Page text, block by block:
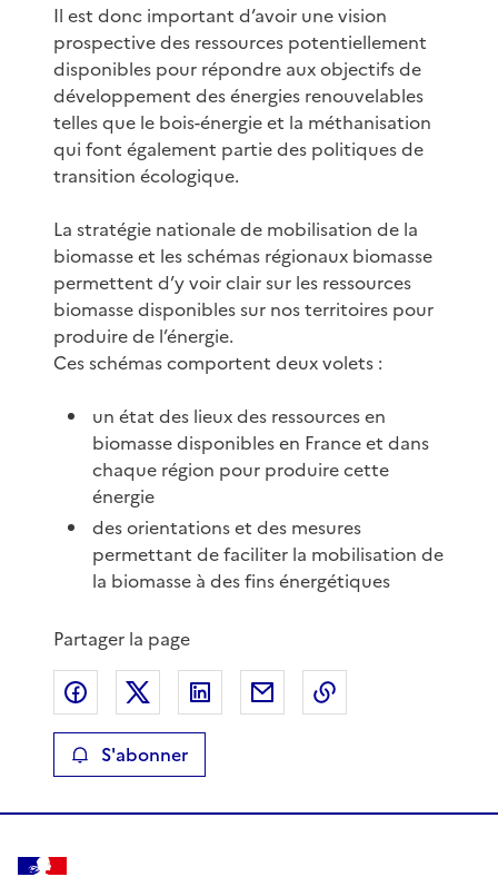
Il est donc important d’avoir une vision
prospective des ressources potentiellement
disponibles pour répondre aux objectifs de
développement des énergies renouvelables
telles que le bois-énergie et la méthanisation
qui font également partie des politiques de
transition écologique.
La stratégie nationale de mobilisation de la
biomasse et les schémas régionaux biomasse
permettent d’y voir clair sur les ressources
biomasse disponibles sur nos territoires pour
produire de l’énergie.
Ces schémas comportent deux volets :
un état des lieux des ressources en
biomasse disponibles en France et dans
chaque région pour produire cette
énergie
des orientations et des mesures
permettant de faciliter la mobilisation de
la biomasse à des fins énergétiques
Partager la page
Partager sur Facebook
Partager sur XPartager sur LinkedIn
Partager par email
S'abonner